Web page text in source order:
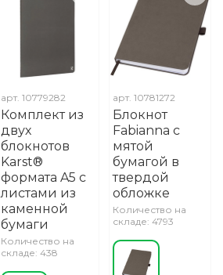
арт.10779282
Комплект из
двух
блокнотов
Karst®
формата A5 с
листами из
каменной
бумаги
Количество на
складе: 438
арт.10781272
Блокнот
Fabianna с
мятой
бумагой в
твердой
обложке
Количество на
складе: 4793